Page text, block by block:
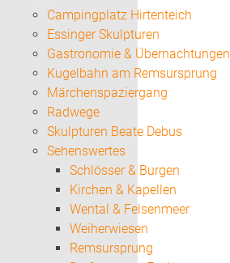
Campingplatz Hirtenteich
Essinger Skulpturen
Gastronomie & Übernachtungen
Kugelbahn am Remsursprung
Märchenspaziergang
Radwege
Skulpturen Beate Debus
Sehenswertes
Schlösser & Burgen
Kirchen & Kapellen
Wental & Felsenmeer
Weiherwiesen
Remsursprung